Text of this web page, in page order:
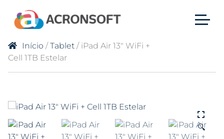
Início /Tablet / iPad Air 13″ WiFi +
Cell 1TB Estelar
🔍